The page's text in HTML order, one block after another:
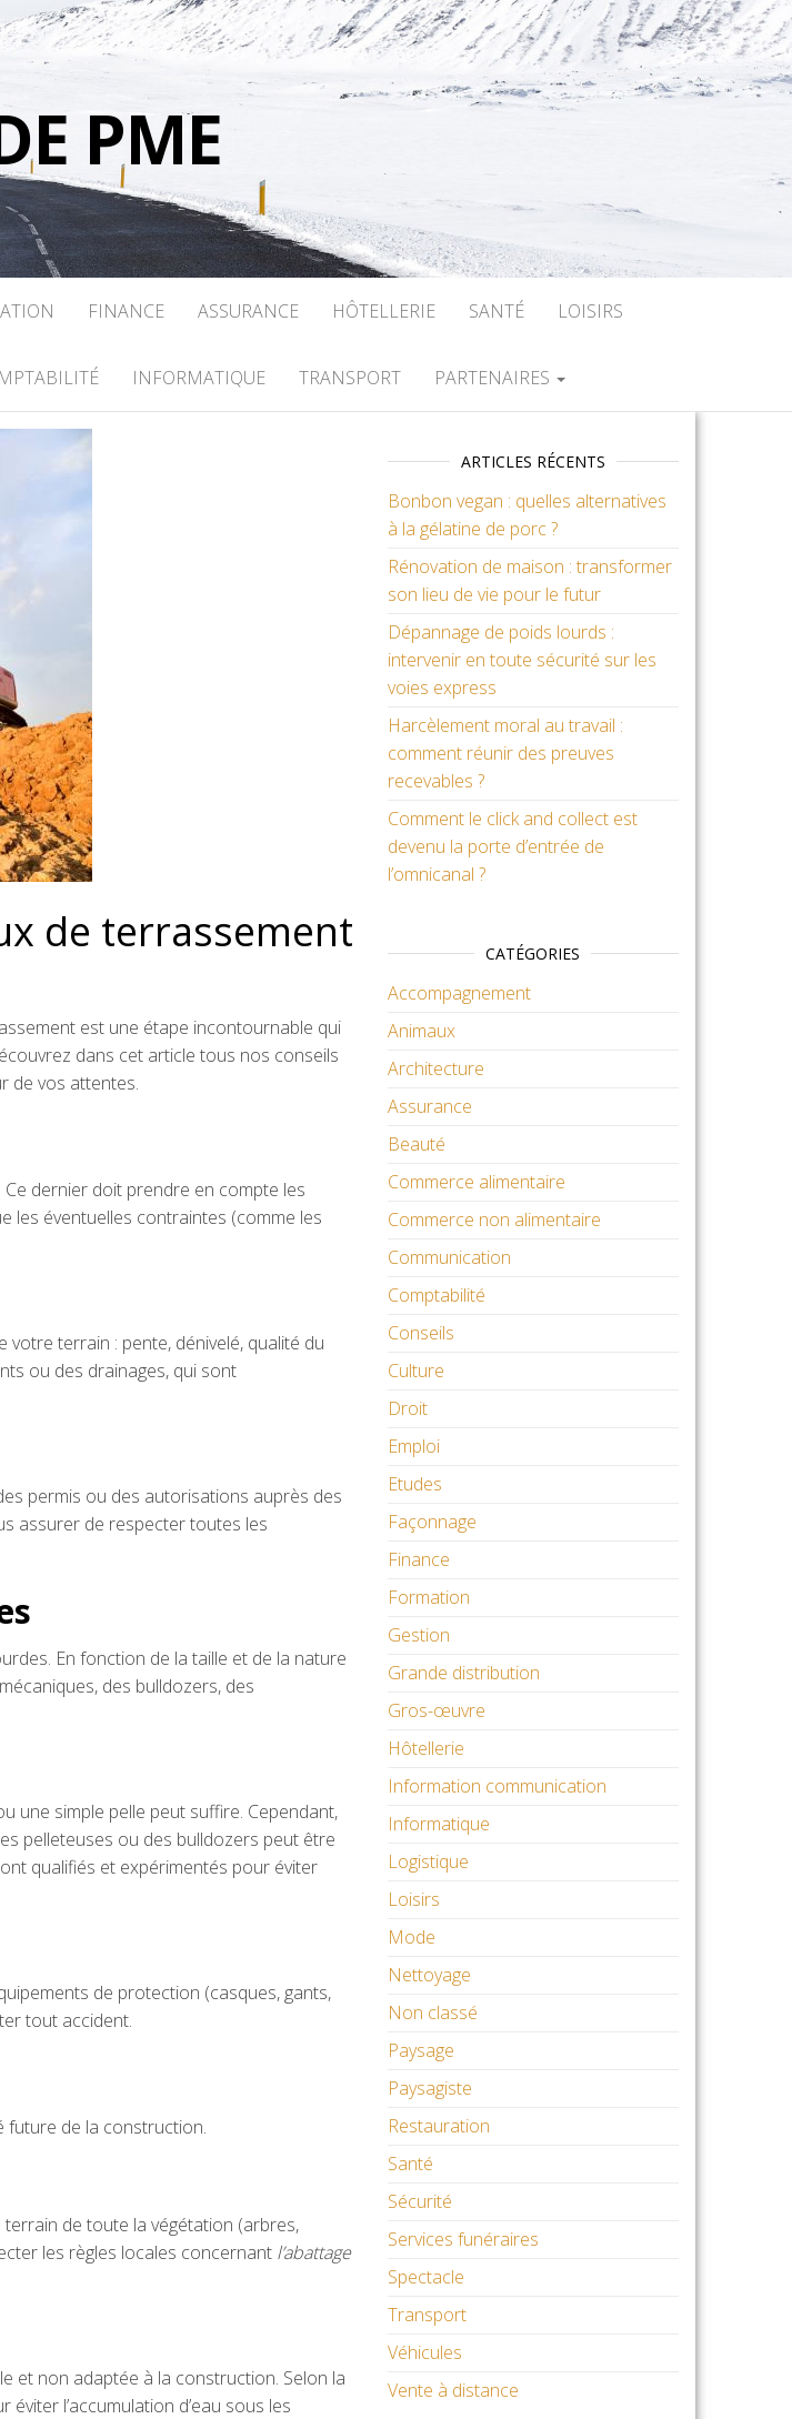
PME
FINANCE ASSURANCE HÔTELLERIE SANTÉ LOISIRS
INFORMATIQUE TRANSPORT PARTENAIRES
de terrassement
est une étape incontournable qui
dans cet article tous nos conseils
de vos attentes.
dernier doit prendre en compte les
les éventuelles contraintes (comme les
terrain : pente, dénivelé, qualité du
ou des drainages, qui sont
permis ou des autorisations auprès des
assurer de respecter toutes les
En fonction de la taille et de la nature
des bulldozers, des
une simple pelle peut suffire. Cependant,
pelleteuses ou des bulldozers peut être
qualifiés et expérimentés pour éviter
de protection (casques, gants,
tout accident.
future de la construction.
de toute la végétation (arbres,
les règles locales concernant l’abattage
et non adaptée à la construction. Selon la
l’accumulation d’eau sous les
ARTICLES RÉCENTS
Bonbon vegan : quelles alternatives
à la gélatine de porc ?
Rénovation de maison : transformer
son lieu de vie pour le futur
Dépannage de poids lourds :
intervenir en toute sécurité sur les
voies express
Harcèlement moral au travail :
comment réunir des preuves
recevables ?
Comment le click and collect est
devenu la porte d’entrée de
l’omnicanal ?
CATÉGORIES
Accompagnement
Animaux
Architecture
Assurance
Beauté
Commerce alimentaire
Commerce non alimentaire
Communication
Comptabilité
Conseils
Culture
Droit
Emploi
Etudes
Façonnage
Finance
Formation
Gestion
Grande distribution
Gros-œuvre
Hôtellerie
Information communication
Informatique
Logistique
Loisirs
Mode
Nettoyage
Non classé
Paysage
Paysagiste
Restauration
Santé
Sécurité
Services funéraires
Spectacle
Transport
Véhicules
Vente à distance